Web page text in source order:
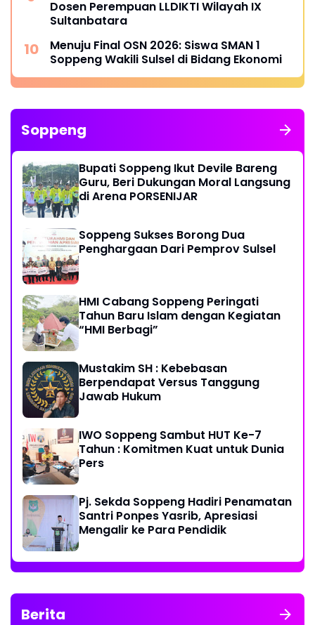
Dosen Perempuan LLDIKTI Wilayah IX
Sultanbatara
Menuju Final OSN 2026: Siswa SMAN 1
Soppeng Wakili Sulsel di Bidang Ekonomi
Soppeng
Bupati Soppeng Ikut Devile Bareng
Guru, Beri Dukungan Moral Langsung
di Arena PORSENIJAR
Soppeng Sukses Borong Dua
Penghargaan Dari Pemprov Sulsel
HMI Cabang Soppeng Peringati
Tahun Baru Islam dengan Kegiatan
“HMI Berbagi”
Mustakim SH : Kebebasan
Berpendapat Versus Tanggung
Jawab Hukum
IWO Soppeng Sambut HUT Ke-7
Tahun : Komitmen Kuat untuk Dunia
Pers
Pj. Sekda Soppeng Hadiri Penamatan
Santri Ponpes Yasrib, Apresiasi
Mengalir ke Para Pendidik
Berita